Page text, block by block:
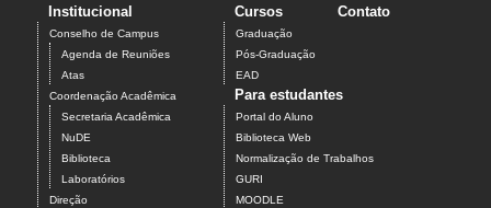
Institucional
Conselho de Campus
Agenda de Reuniões
Atas
Coordenação Acadêmica
Secretaria Acadêmica
NuDE
Biblioteca
Laboratórios
Direção
Cursos
Graduação
Pós-Graduação
EAD
Contato
Para estudantes
Portal do Aluno
Biblioteca Web
Normalização de Trabalhos
GURI
MOODLE